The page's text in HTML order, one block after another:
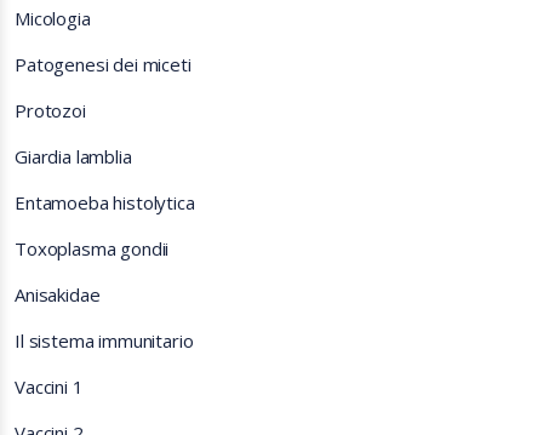
Micologia
Patogenesi dei miceti
Protozoi
Giardia lamblia
Entamoeba histolytica
Toxoplasma gondii
Anisakidae
Il sistema immunitario
Vaccini 1